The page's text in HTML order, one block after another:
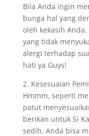
Bila Anda ingin
bunga hal yang
oleh kekasih
yang tidak
alergi terhadap
hati ya Guys!
2. Kesesuaian
Hmmm, seperti
patut
berikan untuk Si
sedih, Anda bisa